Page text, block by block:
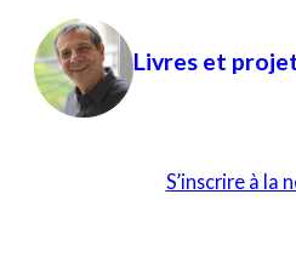
Livres et
S’inscrire à la